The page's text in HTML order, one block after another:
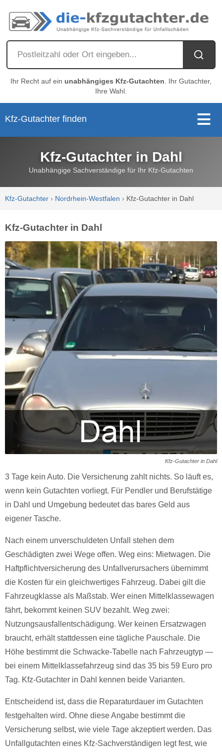
Ihr Recht auf ein unabhängiges Kfz-Gutachten . Ihr Gutachter,
Ihre Wahl.
Kfz-Gutachter finden
Kfz-Gutachter in Dahl
Unabhängige Sachverständige für Ihr Kfz-Gutachten
Kfz-Gutachter › Nordrhein-Westfalen › Kfz-Gutachter in Dahl
Kfz-Gutachter in Dahl
Kfz-Gutachter in Dahl
3 Tage kein Auto. Die Versicherung zahlt nichts. So läuft es,
wenn kein Gutachten vorliegt. Für Pendler und Berufstätige
in Dahl und Umgebung bedeutet das bares Geld aus
eigener Tasche.
Nach einem unverschuldeten Unfall stehen dem
Geschädigten zwei Wege offen. Weg eins: Mietwagen. Die
Haftpflichtversicherung des Unfallverursachers übernimmt
die Kosten für ein gleichwertiges Fahrzeug. Dabei gilt die
Fahrzeugklasse als Maßstab. Wer einen Mittelklassewagen
fährt, bekommt keinen SUV bezahlt. Weg zwei:
Nutzungsausfallentschädigung. Wer keinen Ersatzwagen
braucht, erhält stattdessen eine tägliche Pauschale. Die
Höhe bestimmt die Schwacke-Tabelle nach Fahrzeugtyp —
bei einem Mittelklassefahrzeug sind das 35 bis 59 Euro pro
Tag. Kfz-Gutachter in Dahl kennen beide Varianten.
Entscheidend ist, dass die Reparaturdauer im Gutachten
festgehalten wird. Ohne diese Angabe bestimmt die
Versicherung selbst, wie viele Tage akzeptiert werden. Das
Unfallgutachten eines Kfz-Sachverständigen legt fest, wie